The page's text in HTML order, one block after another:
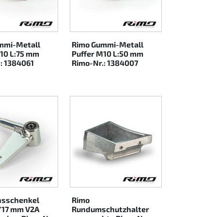
Metall
L:75 mm
1384061
Rimo Gummi-Metall
Puffer M10 L:50 mm
Rimo-Nr.: 1384007
mm V2A
Rimo
Rundumschutzhalter